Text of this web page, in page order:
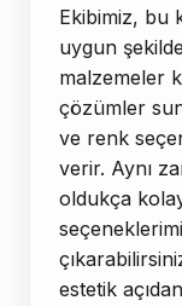
Ekibimiz, bu
uygun
malzemeler
çözümler
ve renk
verir. Aynı
oldukça
estetik